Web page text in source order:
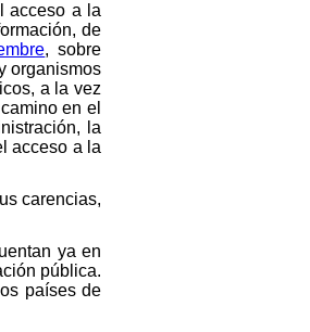
acceso a la
de
, sobre
organismos
a la vez
en el
la
acceso a la
carencias,
ya en
pública.
países de